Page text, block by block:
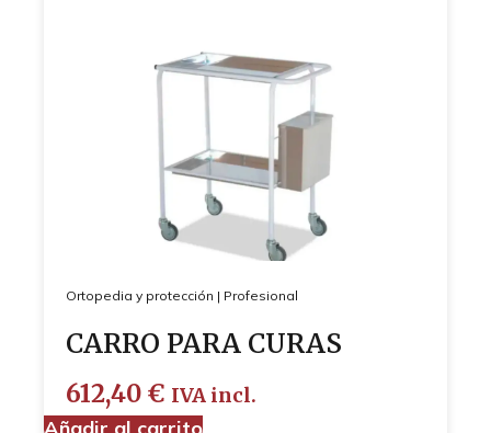
Ortopedia y protección | Profesional
CARRO PARA CURAS
612,40 € IVA incl.